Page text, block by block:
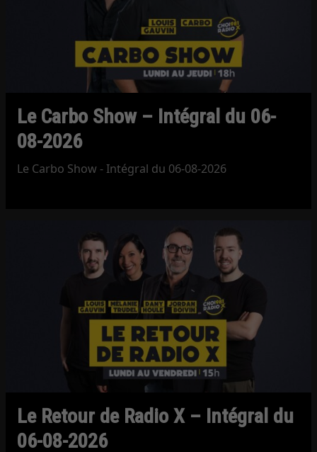
Le Carbo Show – Intégral du 06-
08-2026
Le Carbo Show - Intégral du 06-08-2026
Le Retour de Radio X – Intégral du
06-08-2026